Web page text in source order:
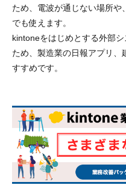
ため、電波が通じない場所や
でも使えます。
kintoneをはじめとする外部
ため、 製造業の日報アプリ、
すすめです。